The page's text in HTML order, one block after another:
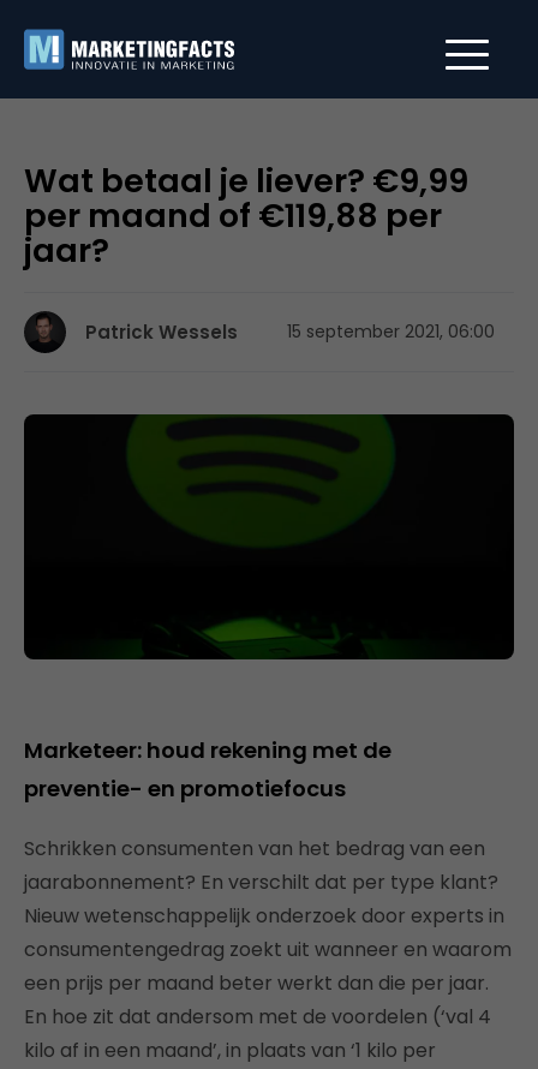
Wat betaal je liever? €9,99
per maand of €119,88 per
jaar?
Patrick Wessels 15 september 2021, 06:00
Marketeer: houd rekening met de
preventie- en promotiefocus
Schrikken consumenten van het bedrag van een
jaarabonnement? En verschilt dat per type klant?
Nieuw wetenschappelijk onderzoek door experts in
consumentengedrag zoekt uit wanneer en waarom
een prijs per maand beter werkt dan die per jaar.
En hoe zit dat andersom met de voordelen (‘val 4
kilo af in een maand’, in plaats van ‘1 kilo per